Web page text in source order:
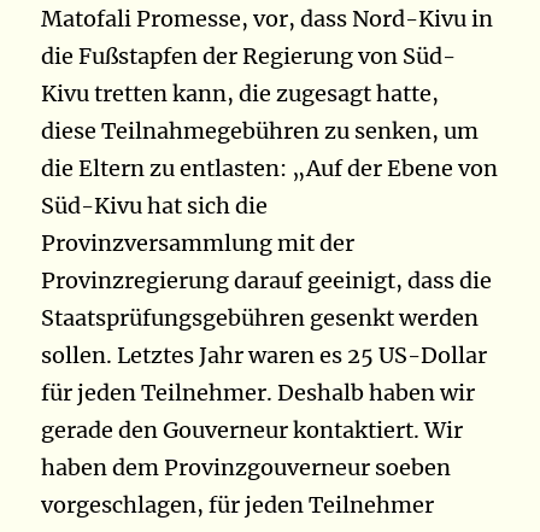
Matofali Promesse, vor, dass Nord-Kivu in
die Fußstapfen der Regierung von Süd-
Kivu tretten kann, die zugesagt hatte,
diese Teilnahmegebühren zu senken, um
die Eltern zu entlasten: „Auf der Ebene von
Süd-Kivu hat sich die
Provinzversammlung mit der
Provinzregierung darauf geeinigt, dass die
Staatsprüfungsgebühren gesenkt werden
sollen. Letztes Jahr waren es 25 US-Dollar
für jeden Teilnehmer. Deshalb haben wir
gerade den Gouverneur kontaktiert. Wir
haben dem Provinzgouverneur soeben
vorgeschlagen, für jeden Teilnehmer